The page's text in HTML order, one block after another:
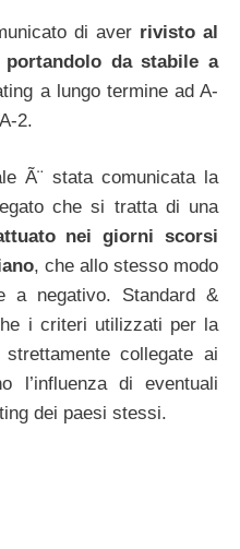
di aver rivisto al
portandolo da stabile a
a lungo termine ad A-
2.
Ã¨ stata comunicata la
che si tratta di una
nei giorni scorsi
, che allo stesso modo
a negativo. Standard &
i criteri utilizzati per la
collegate ai
l’influenza di eventuali
dei paesi stessi.